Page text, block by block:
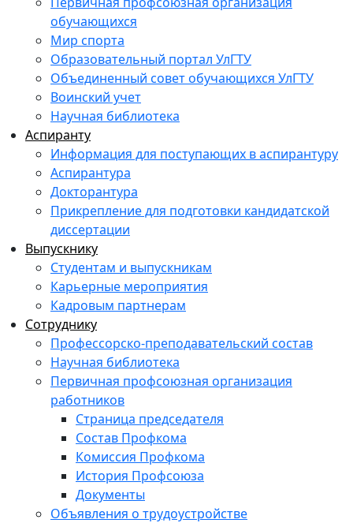
обучающихся
Мир спорта
Образовательный портал УлГТУ
Объединенный совет обучающихся УлГТУ
Воинский учет
Научная библиотека
Аспиранту
Информация для поступающих в аспирантуру
Аспирантура
Докторантура
Прикрепление для подготовки кандидатской
диссертации
Выпускнику
Студентам и выпускникам
Карьерные мероприятия
Кадровым партнерам
Сотруднику
Профессорско-преподавательский состав
Научная библиотека
Первичная профсоюзная организация
работников
Страница председателя
Состав Профкома
Комиссия Профкома
История Профсоюза
Документы
Объявления о трудоустройстве